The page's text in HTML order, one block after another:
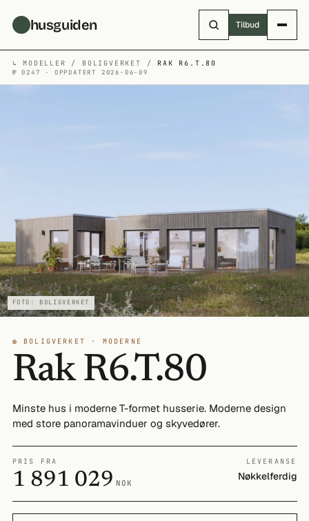
husguiden Tilbud
↳MODELLER / BOLIGVERKET / RAK R6.T.80
№ 0247 · OPPDATERT 2026-06-09
FOTO: BOLIGVERKET
◍ BOLIGVERKET · MODERNE
Rak R6.T.80
Minste hus i moderne T-formet husserie. Moderne design
med store panoramavinduer og skyvedører.
PRIS FRA
1 891 029 NOK
LEVERANSE
Nøkkelferdig